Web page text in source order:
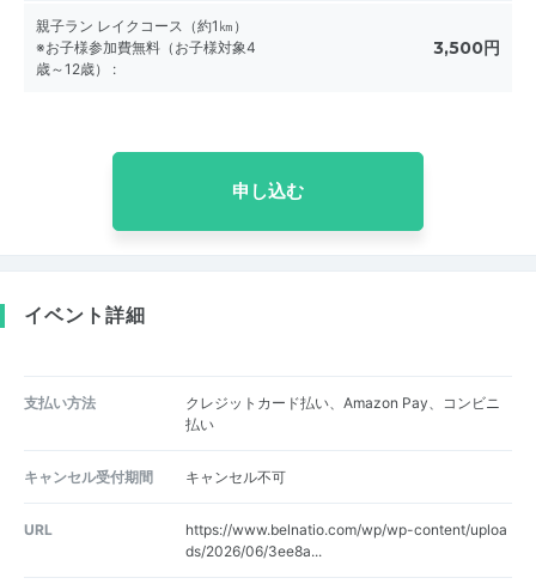
親子ラン レイクコース（約1㎞）
※お子様参加費無料（お子様対象4
歳～12歳） :
3,500円
申し込む
イベント詳細
支払い方法
クレジットカード払い、Amazon Pay、コンビニ
払い
キャンセル受付期間 キャンセル不可
URL
https://www.belnatio.com/wp/wp-content/uploa
ds/2026/06/3ee8a...